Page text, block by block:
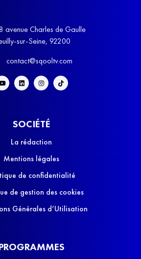
avenue Charles de Gaulle
sur-Seine, 92200
contact@sqooltv.com
SOCIÉTÉ
La rédaction
Mentions légales
de confidentialité
de gestion des cookies
Générales d’Utilisation